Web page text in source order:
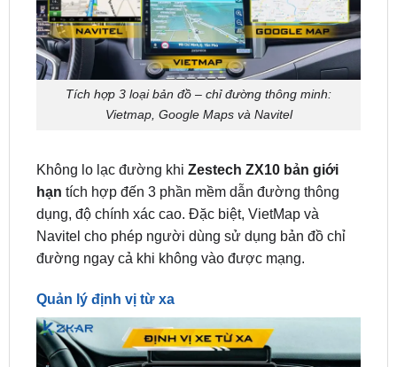
Tích hợp 3 loại bản đồ – chỉ đường thông minh:
Vietmap, Google Maps và Navitel
Không lo lạc đường khiZestech ZX10 bản giới
dụng, độ chính xác cao. Đặc biệt, VietMap và
Navitel cho phép người dùng sử dụng bản đồ chỉ
đường ngay cả khi không vào được mạng.
Quản lý định vị từ xa